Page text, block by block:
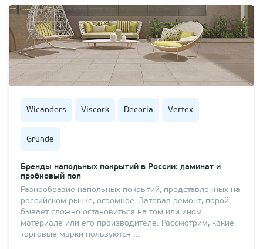
Wicanders Viscork Decoria Vertex
Grunde
Бренды напольных покрытий в России: ламинат и
пробковый пол
Разнообразие напольных покрытий, представленных на
российском рынке, огромное. Затевая ремонт, порой
бывает сложно остановиться на том или ином
материале или его производителе. Рассмотрим, какие
торговые марки пользуются …